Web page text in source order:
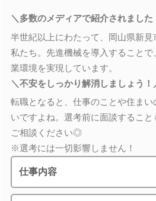
＼多数のメディアで紹介されました
半世紀以上にわたって、岡山県新
私たち。先進機械を導入すること
業環境を実現しています。
＼不安をしっかり解消しましょう！
転職となると、仕事のことや住ま
いですよね。選考前に面談するこ
ご相談ください◎
※選考には一切影響しません！
仕事内容